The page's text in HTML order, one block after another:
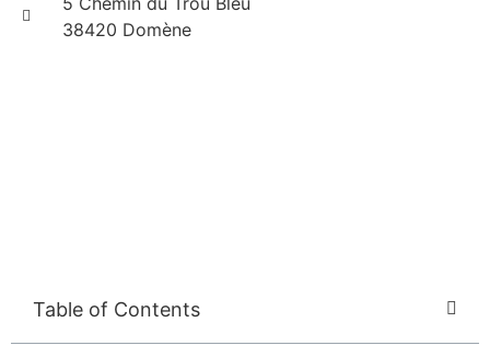
38420 Domène
Table of Contents